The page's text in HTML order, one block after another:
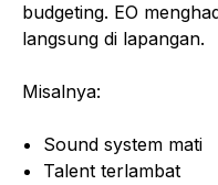
budgeting. EO
langsung di lapangan.
Misalnya:
Sound system mati
Talent terlambat